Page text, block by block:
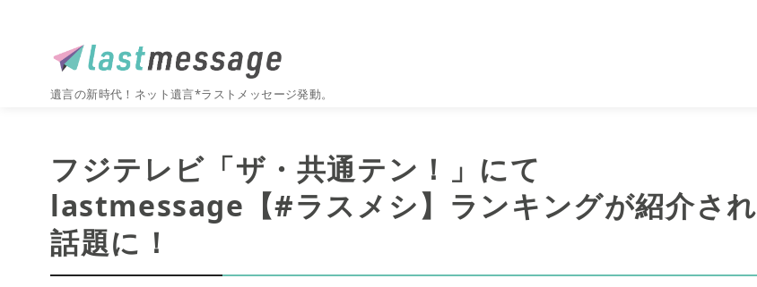
遺言の新時代！ネット遺言*ラストメッセージ発動。
フジテレビ「ザ・共通テン！」にて
lastmessage【#ラスメシ】ランキングが紹介され
話題に！